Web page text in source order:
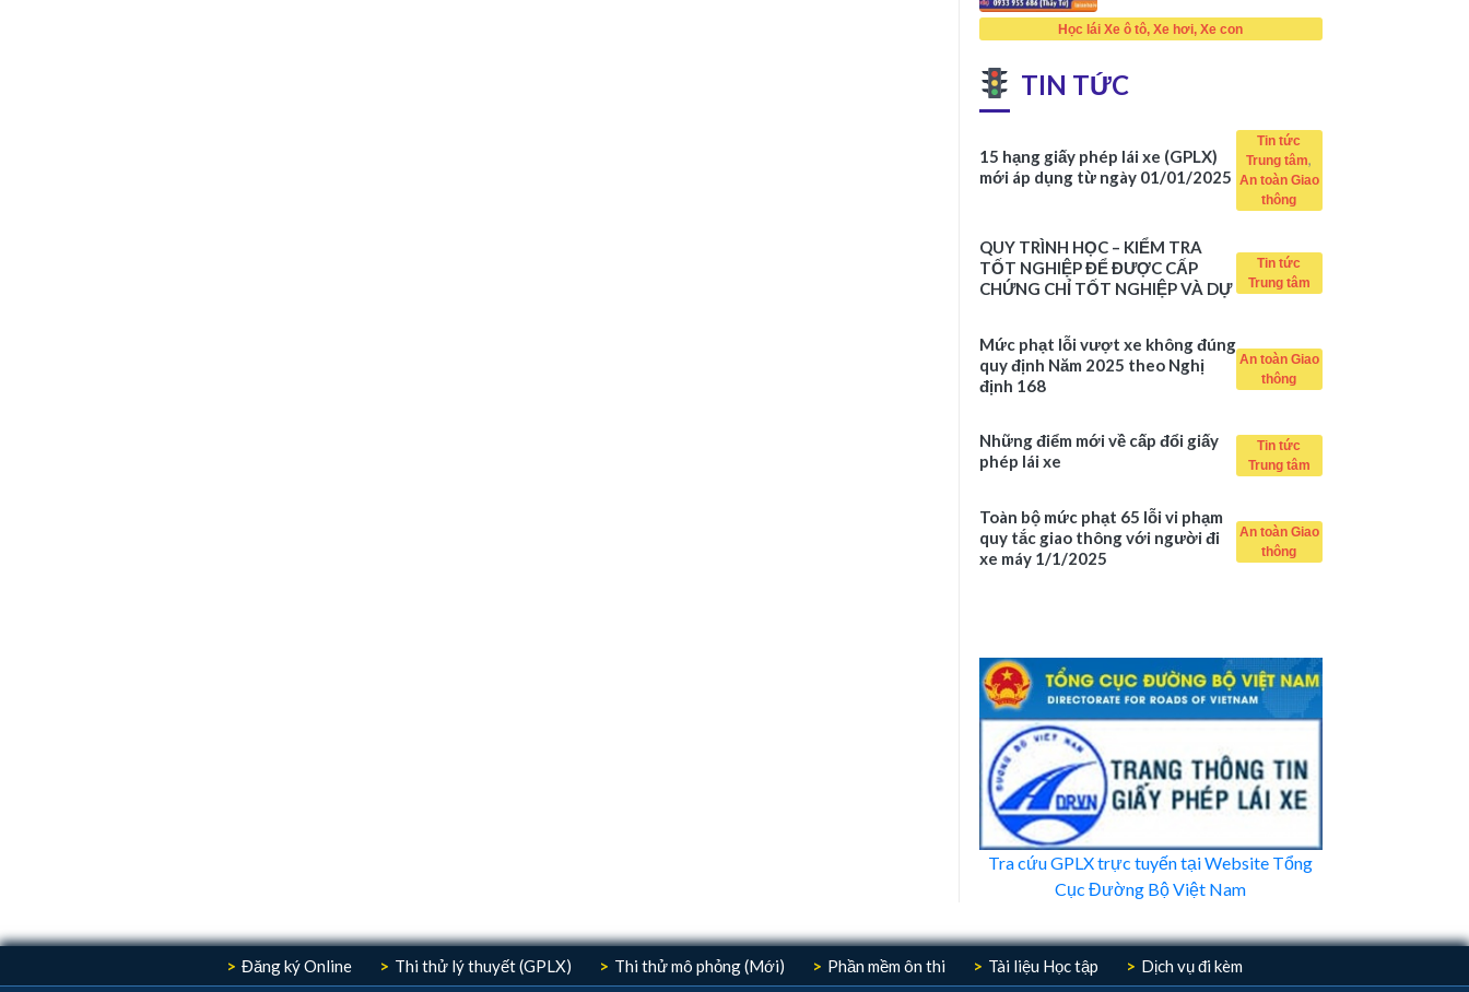
Học lái Xe ô tô, Xe hơi, Xe con
TIN TỨC
15 hạng giấy phép lái xe (GPLX)
mới áp dụng từ ngày 01/01/2025
Tin tức
Trung tâm,
An toàn Giao
thông
QUY TRÌNH HỌC – KIỂM TRA
TỐT NGHIỆP ĐỂ ĐƯỢC CẤP
CHỨNG CHỈ TỐT NGHIỆP VÀ DỰ
Tin tức
Trung tâm
Mức phạt lỗi vượt xe không đúng
quy định Năm 2025 theo Nghị
định 168
An toàn Giao
thông
Những điểm mới về cấp đổi giấy
phép lái xe
Tin tức
Trung tâm
Toàn bộ mức phạt 65 lỗi vi phạm
quy tắc giao thông với người đi
xe máy 1/1/2025
An toàn Giao
thông
Tra cứu GPLX trực tuyến tại Website Tổng
Cục Đường Bộ Việt Nam
Đăng ký Online Thi thử lý thuyết (GPLX) Thi thử mô phỏng (Mới) Phần mềm ôn thi Tài liệu Học tập Dịch vụ đi kèm